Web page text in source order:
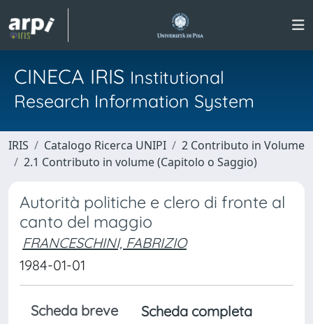
CINECA IRIS Institutional
Research Information System
IRIS Catalogo Ricerca UNIPI
2 Contributo in Volume
2.1 Contributo in volume (Capitolo o Saggio)
Autorità politiche e clero di fronte al
canto del maggio
FRANCESCHINI, FABRIZIO
1984-01-01
Scheda breve
Scheda completa